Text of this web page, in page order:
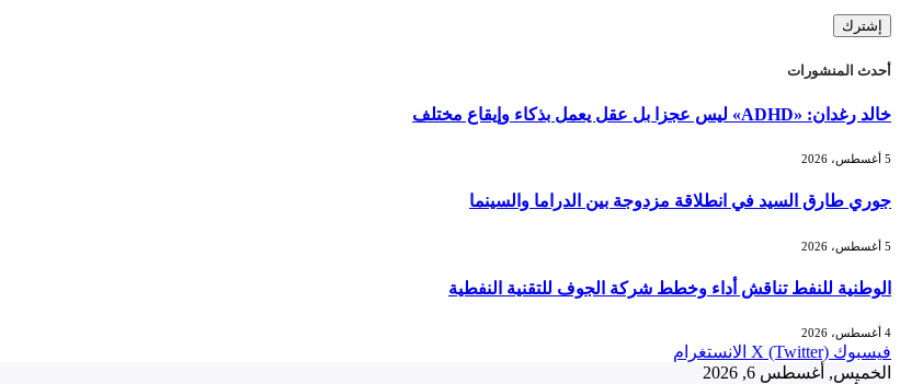
أحدث المنشورات
خالد رغدان: «ADHD» ليس عجزا بل عقل يعمل بذكاء وإيقاع مختلف
5 أغسطس، 2026
جوري طارق السيد في انطلاقة مزدوجة بين الدراما والسينما
5 أغسطس، 2026
الوطنية للنفط تناقش أداء وخطط شركة الجوف للتقنية النفطية
4 أغسطس، 2026
فيسبوك X (Twitter) الانستغرام
الخميس, أغسطس 6, 2026